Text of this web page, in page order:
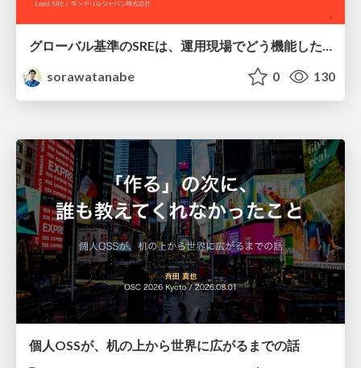
sorawatanabe
0 130
個人OSSが、机の上から世界に広がるまでの話